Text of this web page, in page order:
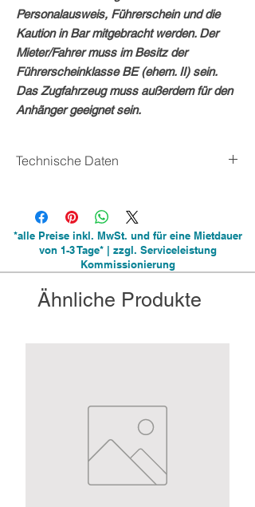
Personalausweis, Führerschein und die
Kaution in Bar mitgebracht werden. Der
Mieter/Fahrer muss im Besitz der
Führerscheinklasse BE (ehem. II) sein.
Das Zugfahrzeug muss außerdem für den
Anhänger geeignet sein.
Technische Daten
Leergewicht: 751kg
Laderaum (LxBxH): 300x150x180cm
Gesamtmaß (LxBxH): 459x205x248cm
Stromanschluss: 230 V
Stecker (Auto): 12V, 13-polig
Alu Riffel Boden + 15cm Alu-Riffelblech
*alle Preise inkl. MwSt. und für eine Mietdauer
von 1-3 Tage* | zzgl. Serviceleistung
Kommissionierung
Ähnliche Produkte